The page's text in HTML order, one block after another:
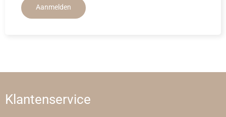
Aanmelden
Klantenservice